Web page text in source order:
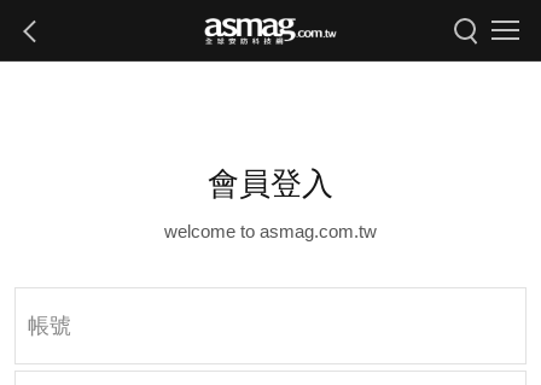
會員登入
welcome to asmag.com.tw